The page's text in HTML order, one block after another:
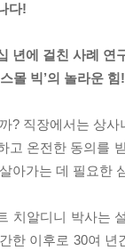
다!
년에 걸친 사례 연
몰 빅’의 놀라운 힘!
? 직장에서는 상
고 온전한 동의를
아가는 데 필요한
치알디니 박사는
한 이후로 30여